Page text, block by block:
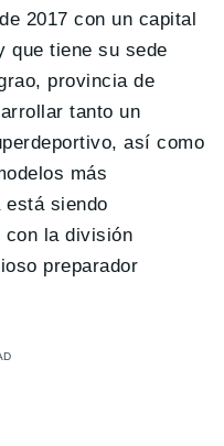
2017 con un capital
que tiene su sede
provincia de
tanto un
así como
más
siendo
con la división
preparador